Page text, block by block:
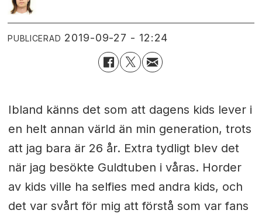
PUBLICERAD 2019-09-27 - 12:24
Ibland känns det som att dagens kids lever i
en helt annan värld än min generation, trots
att jag bara är 26 år. Extra tydligt blev det
när jag besökte Guldtuben i våras. Horder
av kids ville ha selfies med andra kids, och
det var svårt för mig att förstå som var fans